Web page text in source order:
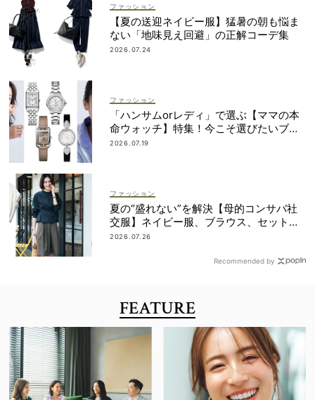
ファッション
【夏の送迎ネイビー服】猛暑の朝も悩ま
ない「地味見え回避」の正解コーデ集
2026.07.24
ファッション
「ハンサムorレディ」で選ぶ【ママの本
命ウォッチ】特集！今こそ選びたいブラ
ンド19選
2026.07.19
ファッション
夏の“盛れない”を解決【母的コンサバ社
交服】ネイビー服、ブラウス、セットア
ップetc.
2026.07.26
Recommended by
FEATURE